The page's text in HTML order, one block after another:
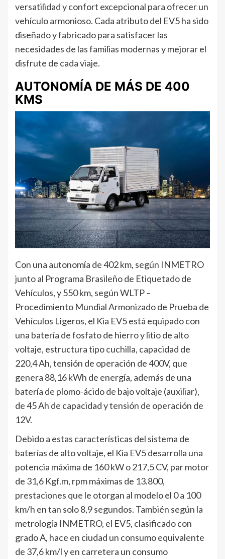
versatilidad y confort excepcional para ofrecer un
vehículo armonioso. Cada atributo del EV5 ha sido
diseñado y fabricado para satisfacer las
necesidades de las familias modernas y mejorar el
disfrute de cada viaje.
AUTONOMÍA DE MÁS DE 400
KMS
Con una autonomía de 402 km, según INMETRO
junto al Programa Brasileño de Etiquetado de
Vehículos, y 550 km, según WLTP –
Procedimiento Mundial Armonizado de Prueba de
Vehículos Ligeros, el Kia EV5 está equipado con
una batería de fosfato de hierro y litio de alto
voltaje, estructura tipo cuchilla, capacidad de
220,4 Ah, tensión de operación de 400V, que
genera 88,16 kWh de energía, además de una
batería de plomo-ácido de bajo voltaje (auxiliar),
de 45 Ah de capacidad y tensión de operación de
12V.
Debido a estas características del sistema de
baterías de alto voltaje, el Kia EV5 desarrolla una
potencia máxima de 160 kW o 217,5 CV, par motor
de 31,6 Kgf.m, rpm máximas de 13.800,
prestaciones que le otorgan al modelo el 0 a 100
km/h en tan solo 8,9 segundos. También según la
metrología INMETRO, el EV5, clasificado con
grado A, hace en ciudad un consumo equivalente
de 37,6 km/l y en carretera un consumo